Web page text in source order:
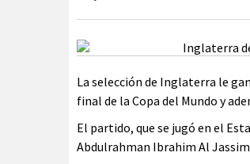
La selección de Inglaterra le
final de la Copa del Mundo y
El partido, que se jugó en el
Abdulrahman Ibrahim Al